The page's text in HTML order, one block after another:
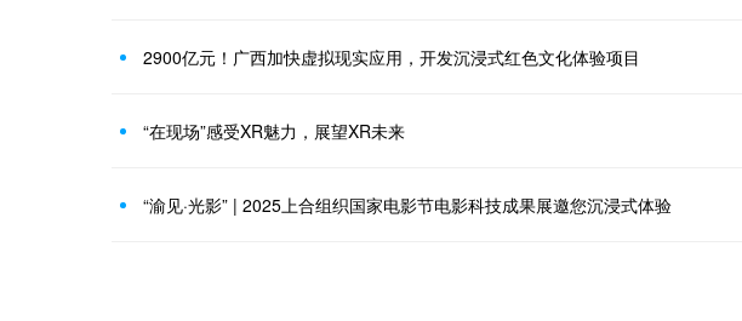
2900亿元！广西加快虚拟现实应用，开发沉浸式红色文化体验项目
“在现场”感受XR魅力，展望XR未来
“渝见·光影” | 2025上合组织国家电影节电影科技成果展邀您沉浸式体验